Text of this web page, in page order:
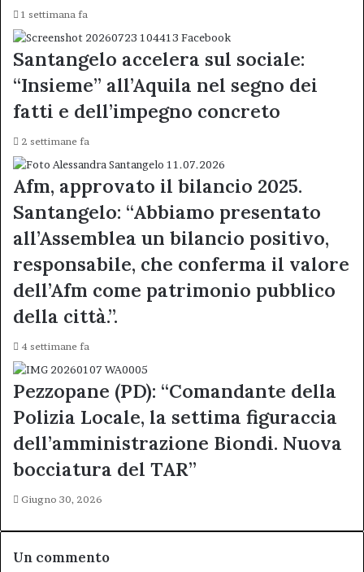
1 settimana fa
Santangelo accelera sul sociale:
“Insieme” all’Aquila nel segno dei
fatti e dell’impegno concreto
2 settimane fa
Afm, approvato il bilancio 2025.
Santangelo: “Abbiamo presentato
all’Assemblea un bilancio positivo,
responsabile, che conferma il valore
dell’Afm come patrimonio pubblico
della città.”.
4 settimane fa
Pezzopane (PD): “Comandante della
Polizia Locale, la settima figuraccia
dell’amministrazione Biondi. Nuova
bocciatura del TAR”
Giugno 30, 2026
Un commento